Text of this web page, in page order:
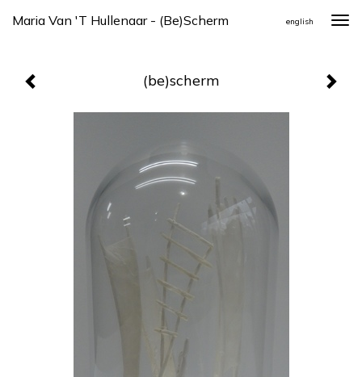
Maria Van 't Hullenaar - (be)scherm english
(be)scherm